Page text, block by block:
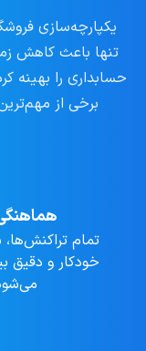
یکپارچه‌سازی
تنها باعث کاهش
حسابداری را بهینه
برخی از
تمام
خودکار و دقیق